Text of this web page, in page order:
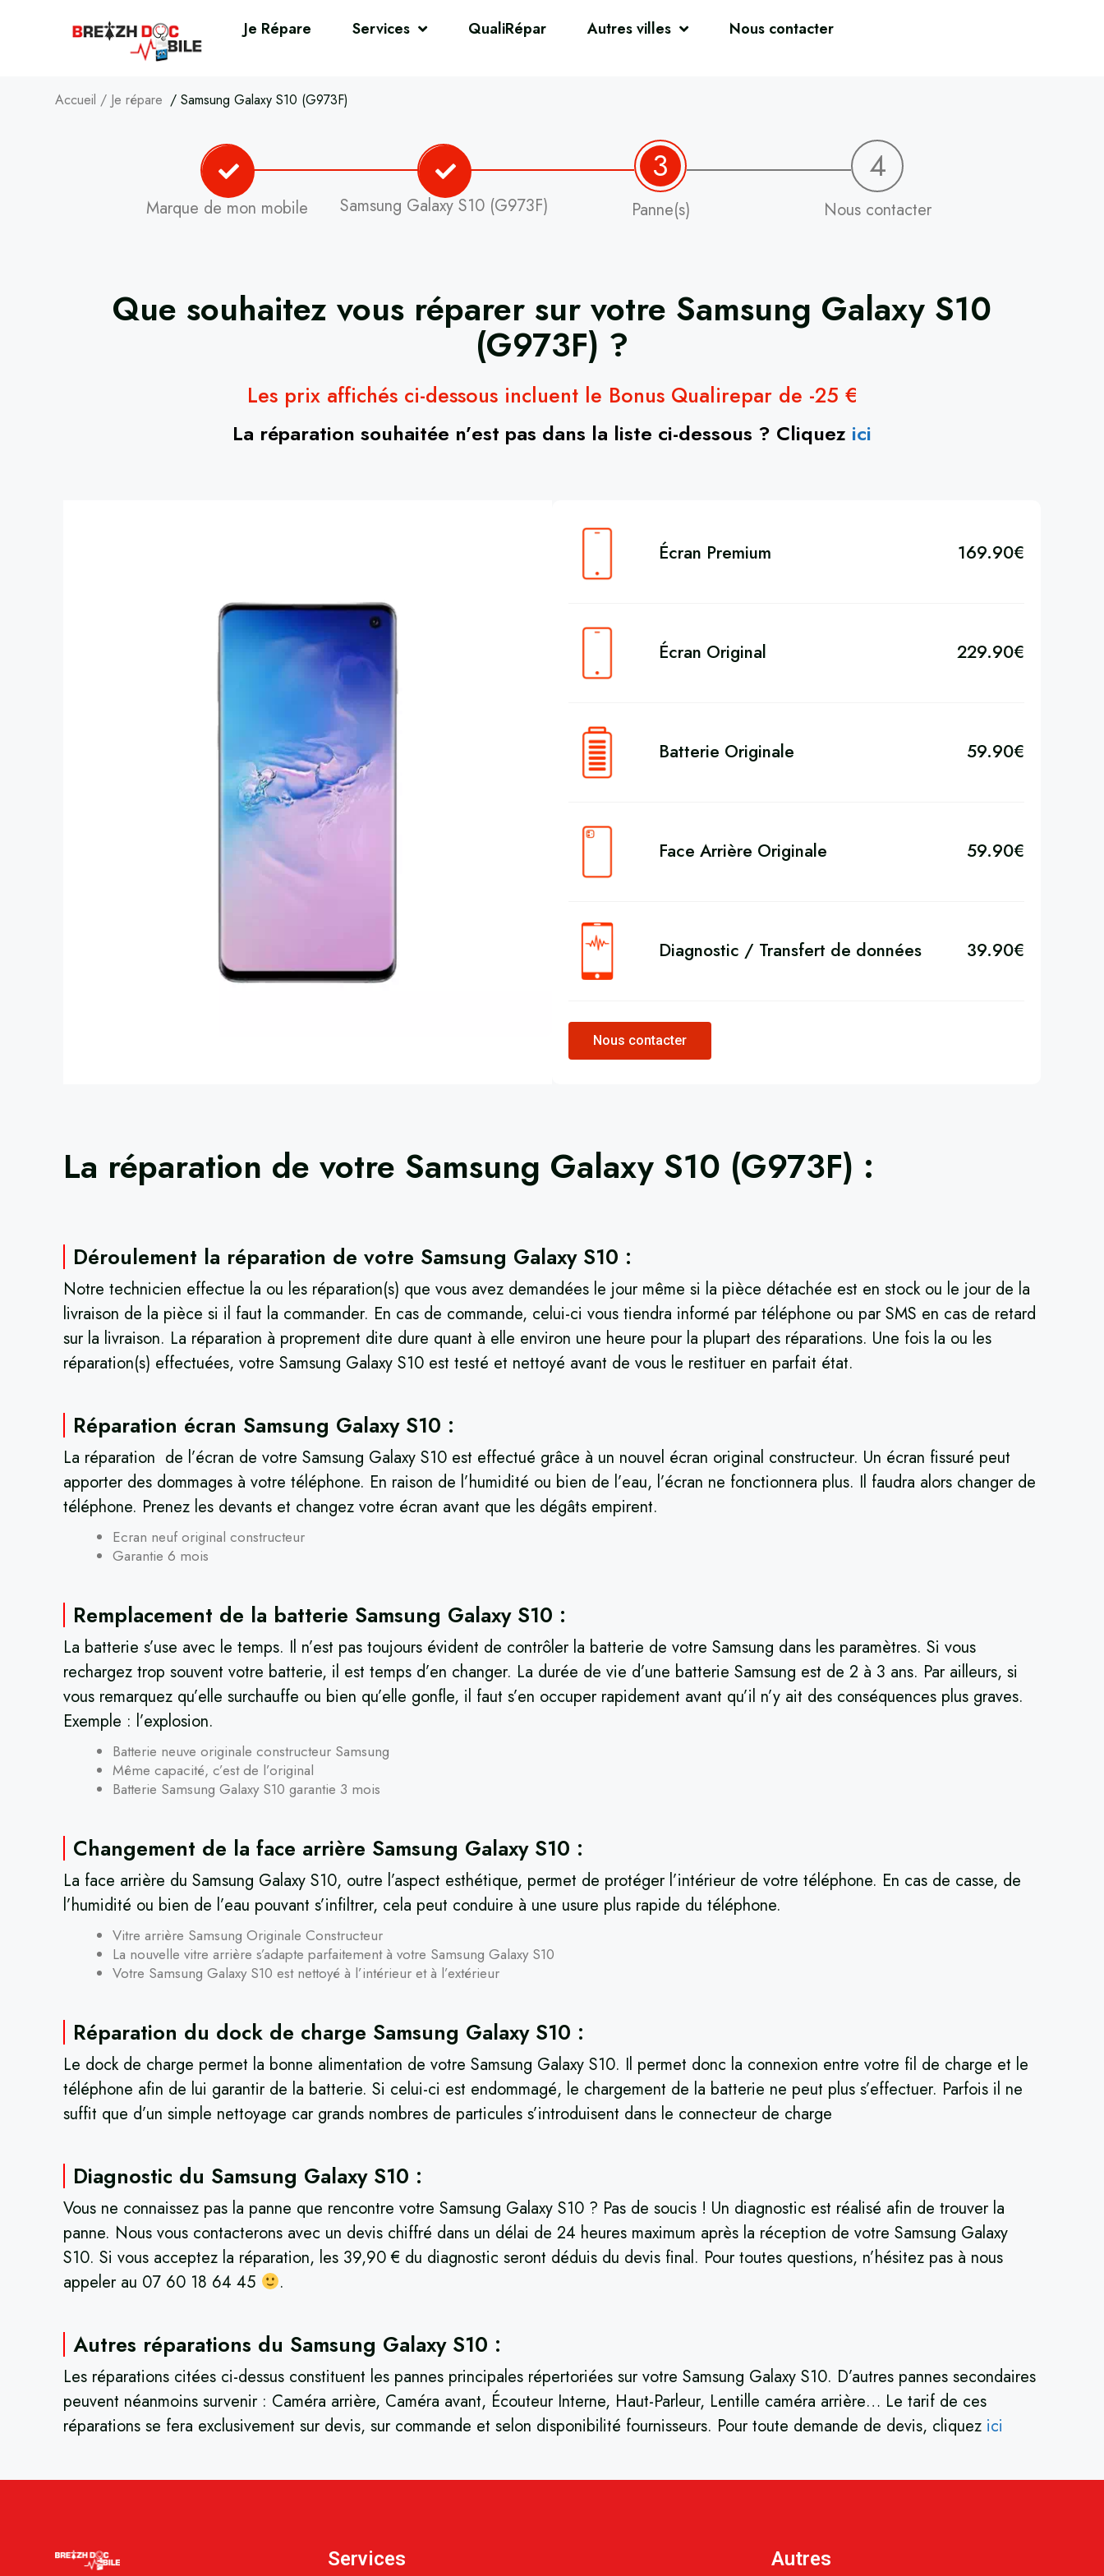
Je Répare Services QualiRépar Autres villes Nous contacter
Accueil / Je répare /Samsung Galaxy S10 (G973F)
Marque de mon mobile Samsung Galaxy S10 (G973F)
3
Panne(s)
4
Nous contacter
Que souhaitez vous réparer sur votre Samsung Galaxy S10
(G973F) ?
Les prix affichés ci-dessous incluent le Bonus Qualirepar de -25 €
La réparation souhaitée n’est pas dans la liste ci-dessous ? Cliquez ici
Écran Premium 169.90€
Écran Original 229.90€
Batterie Originale 59.90€
Face Arrière Originale 59.90€
Diagnostic / Transfert de données 39.90€
Nous contacter
La réparation de votre Samsung Galaxy S10 (G973F) ​ :
Déroulement la réparation de votre Samsung Galaxy S10 :
Notre technicien effectue la ou les réparation(s) que vous avez demandées le jour même si la pièce détachée est en stock ou le jour de la
livraison de la pièce si il faut la commander. En cas de commande, celui-ci vous tiendra informé par téléphone ou par SMS en cas de retard
sur la livraison. La réparation à proprement dite dure quant à elle environ une heure pour la plupart des réparations. Une fois la ou les
réparation(s) effectuées, votre Samsung Galaxy S10 est testé et nettoyé avant de vous le restituer en parfait état.
Réparation écran Samsung Galaxy S10 :
La réparation de l’écran de votre Samsung Galaxy S10 est effectué grâce à un nouvel écran original constructeur. Un écran fissuré peut
apporter des dommages à votre téléphone. En raison de l’humidité ou bien de l’eau, l’écran ne fonctionnera plus. Il faudra alors changer de
téléphone. Prenez les devants et changez votre écran avant que les dégâts empirent.
Ecran neuf original constructeur
Garantie 6 mois
Remplacement de la batterie Samsung Galaxy S10 :
La batterie s’use avec le temps. Il n’est pas toujours évident de contrôler la batterie de votre Samsung dans les paramètres. Si vous
rechargez trop souvent votre batterie, il est temps d’en changer. La durée de vie d’une batterie Samsung est de 2 à 3 ans. Par ailleurs, si
vous remarquez qu’elle surchauffe ou bien qu’elle gonfle, il faut s’en occuper rapidement avant qu’il n’y ait des conséquences plus graves.
Exemple : l’explosion.
Batterie neuve originale constructeur Samsung
Même capacité, c’est de l’original
Batterie Samsung Galaxy S10 garantie 3 mois
Changement de la face arrière Samsung Galaxy S10 :
La face arrière du Samsung Galaxy S10, outre l’aspect esthétique, permet de protéger l’intérieur de votre téléphone. En cas de casse, de
l’humidité ou bien de l’eau pouvant s’infiltrer, cela peut conduire à une usure plus rapide du téléphone.
Vitre arrière Samsung Originale Constructeur
La nouvelle vitre arrière s’adapte parfaitement à votre Samsung Galaxy S10
Votre Samsung Galaxy S10 est nettoyé à l’intérieur et à l’extérieur
Réparation du dock de charge Samsung Galaxy S10 :
Le dock de charge permet la bonne alimentation de votre Samsung Galaxy S10. Il permet donc la connexion entre votre fil de charge et le
téléphone afin de lui garantir de la batterie. Si celui-ci est endommagé, le chargement de la batterie ne peut plus s’effectuer. Parfois il ne
suffit que d’un simple nettoyage car grands nombres de particules s’introduisent dans le connecteur de charge
Diagnostic du Samsung Galaxy S10 :
Vous ne connaissez pas la panne que rencontre votre Samsung Galaxy S10 ? Pas de soucis ! Un diagnostic est réalisé afin de trouver la
panne. Nous vous contacterons avec un devis chiffré dans un délai de 24 heures maximum après la réception de votre Samsung Galaxy
S10. Si vous acceptez la réparation, les 39,90 € du diagnostic seront déduis du devis final. Pour toutes questions, n’hésitez pas à nous
appeler au 07 60 18 64 45
.
Autres réparations du Samsung Galaxy S10 :
Les réparations citées ci-dessus constituent les pannes principales répertoriées sur votre Samsung Galaxy S10. D’autres pannes secondaires
peuvent néanmoins survenir : Caméra arrière, Caméra avant, Écouteur Interne, Haut-Parleur, Lentille caméra arrière… Le tarif de ces
réparations se fera exclusivement sur devis, sur commande et selon disponibilité fournisseurs. Pour toute demande de devis, cliquez ici
Services Autres